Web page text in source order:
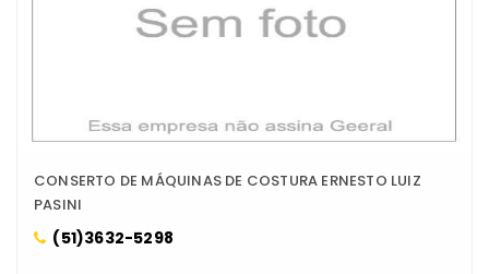
CONSERTO DE MÁQUINAS DE COSTURA ERNESTO LUIZ
PASINI
(51)3632-5298